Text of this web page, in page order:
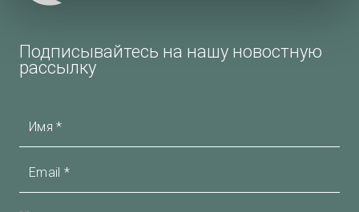
Подписывайтесь на нашу новостную
рассылку
Имя
Email